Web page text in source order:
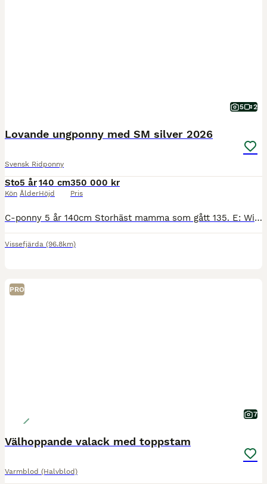
5 2
Lovande ungponny med SM silver 2026
Svensk Ridponny
Sto
Kön
5 år
Ålder
140 cm
Höjd
350 000 kr
Pris
C-ponny 5 år 140cm Storhäst mamma som gått 135. E: Winningmood van de Arenberg och Pappa B-ponny Welsh Rhesfair Llwynog som gått med bra resultat i både hoppning och fälttävlan. Alla syskon i sporten
Vissefjärda (96.8km)
PRO
7
Välhoppande valack med toppstam
Varmblod (Halvblod)